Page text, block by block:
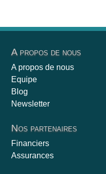
A propos de nous
A propos de nous
Equipe
Blog
Newsletter
Nos partenaires
Financiers
Assurances